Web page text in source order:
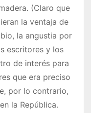
(Claro que
la ventaja de
la angustia por
escritores y los
de interés para
que era preciso
por lo contrario,
la República.